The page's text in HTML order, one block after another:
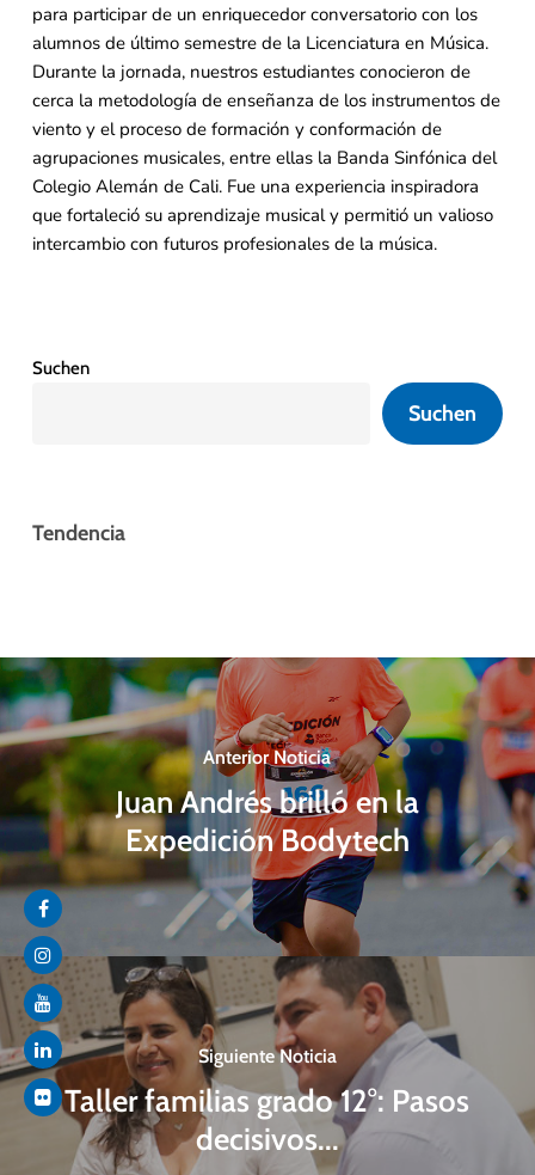
para participar de un enriquecedor conversatorio con los
alumnos de último semestre de la Licenciatura en Música.
Durante la jornada, nuestros estudiantes conocieron de
cerca la metodología de enseñanza de los instrumentos de
viento y el proceso de formación y conformación de
agrupaciones musicales, entre ellas la Banda Sinfónica del
Colegio Alemán de Cali. Fue una experiencia inspiradora
que fortaleció su aprendizaje musical y permitió un valioso
intercambio con futuros profesionales de la música.
Suchen
Suchen
Tendencia
Anterior Noticia
Juan Andrés brilló en la
Expedición Bodytech
Siguiente Noticia
Taller familias grado 12°: Pasos
decisivos...